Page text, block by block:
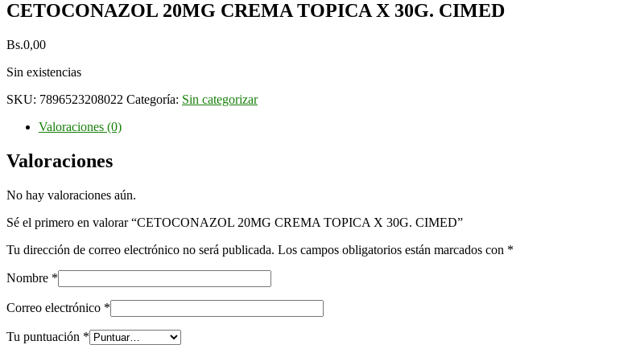
CETOCONAZOL 20MG CREMA TOPICA X 30G. CIMED
Bs.0,00
Sin existencias
SKU: 7896523208022 Categoría: Sin categorizar
Valoraciones (0)
Valoraciones
No hay valoraciones aún.
Sé el primero en valorar “CETOCONAZOL 20MG CREMA TOPICA X 30G. CIMED”
Tu dirección de correo electrónico no será publicada. Los campos obligatorios están marcados con *
Nombre *
Correo electrónico *
Tu puntuación *